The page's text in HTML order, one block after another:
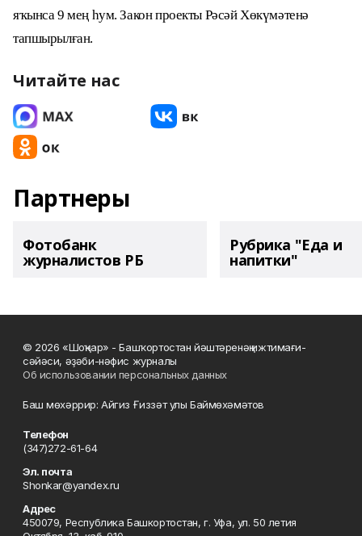
яҡынса 9 мең һум. Закон проекты Рәсәй Хөкүмәтенә
тапшырылған.
Читайте нас
Партнеры
Фотобанк
журналистов РБ
Рубрика "Еда и
напитки"
© 2026 «Шоңҡар» - Башҡортостан йәштәренәң ижтимағи-
сәйәси, әҙәби-нәфис журналы
Об использовании персональных данных
Баш мөхәррир: Айгиз Ғиззәт улы Баймөхәмәтов
Телефон
(347)272-61-64
Эл. почта
Shonkar@yandex.ru
Адрес
450079, Республика Башкортостан, г. Уфа, ул. 50 летия